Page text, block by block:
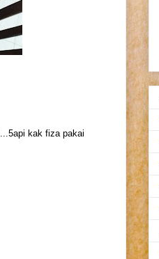
kak fiza pakai